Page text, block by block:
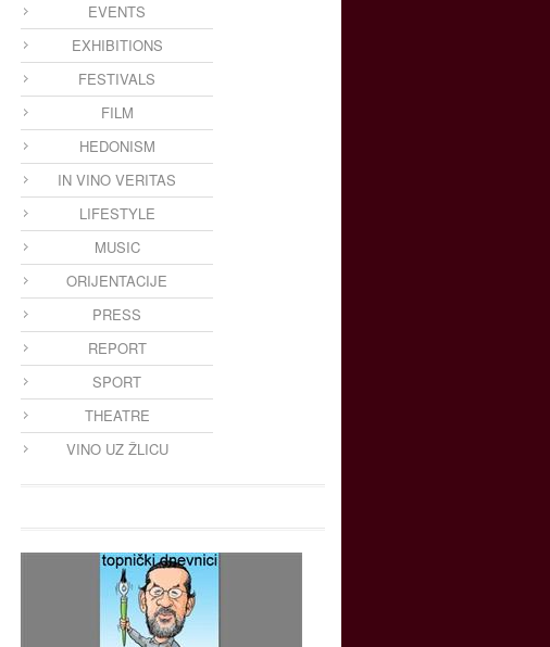
EVENTS
EXHIBITIONS
FESTIVALS
FILM
HEDONISM
IN VINO VERITAS
LIFESTYLE
MUSIC
ORIJENTACIJE
PRESS
REPORT
SPORT
THEATRE
VINO UZ ŽLICU